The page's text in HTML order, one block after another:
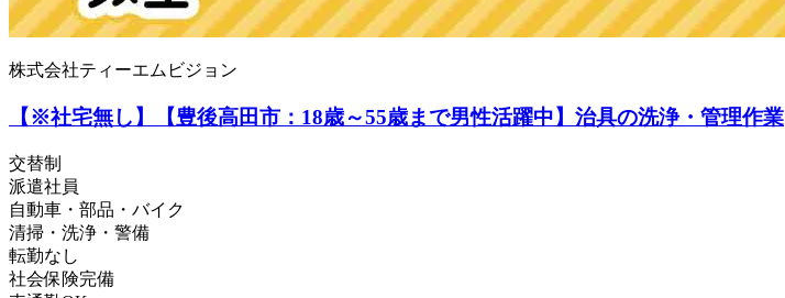
株式会社ティーエムビジョン
【※社宅無し】【豊後高田市：18歳～55歳まで男性活躍中】治具の洗浄・管理作業
交替制
派遣社員
自動車・部品・バイク
清掃・洗浄・警備
転勤なし
社会保険完備